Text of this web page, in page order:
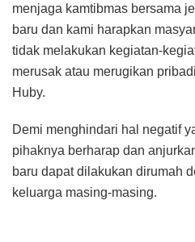
menjaga kamtibmas bersama
baru dan kami harapkan
tidak melakukan kegiatan-
merusak atau merugikan
Huby.
Demi menghindari hal negatif
pihaknya berharap dan
baru dapat dilakukan dirumah
keluarga masing-masing.